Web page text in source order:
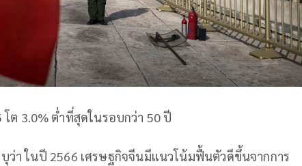
ต 3.0% ต่ำที่สุดในรอบกว่า 50 ปี
ว่า ในปี 2566 เศรษฐกิจจีนมีแนวโน้มฟื้นตัวดีขึ้นจากการ